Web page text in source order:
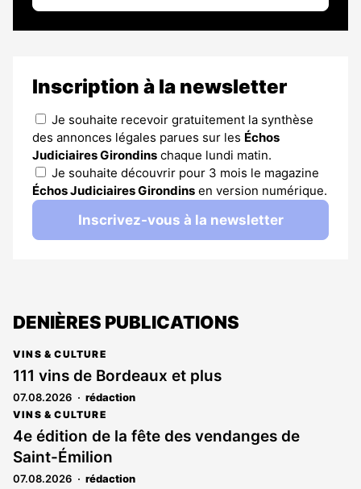
Inscription à la newsletter
Je souhaite recevoir gratuitement la synthèse
des annonces légales parues sur les Échos
Judiciaires Girondins chaque lundi matin.
Je souhaite découvrir pour 3 mois le magazine
Échos Judiciaires Girondins en version numérique.
Inscrivez-vous à la newsletter
DENIÈRES PUBLICATIONS
VINS & CULTURE
111 vins de Bordeaux et plus
07.08.2026 rédaction
VINS & CULTURE
4e édition de la fête des vendanges de
Saint-Émilion
07.08.2026 rédaction